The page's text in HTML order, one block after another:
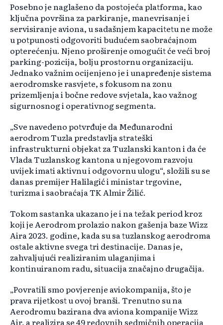
Posebno je naglašeno da postojeća platforma, kao
ključna površina za parkiranje, manevrisanje i
servisiranje aviona, u sadašnjem kapacitetu ne može
u potpunosti odgovoriti budućem saobraćajnom
opterećenju. Njeno proširenje omogućit će veći broj
parking-pozicija, bolju prostornu organizaciju.
Jednako važnim ocijenjeno je i unapređenje sistema
aerodromske rasvjete, s fokusom na zonu
prizemljenja i bočne redove svjetala, kao važnog
sigurnosnog i operativnog segmenta.
„Sve navedeno potvrđuje da Međunarodni
aerodrom Tuzla predstavlja strateški
infrastrukturni objekat za Tuzlanski kanton i da će
Vlada Tuzlanskog kantona u njegovom razvoju
uvijek imati aktivnu i odgovornu ulogu“, složili su se
danas premijer Halilagić i ministar trgovine,
turizma i saobraćaja TK Almir Žilić.
Tokom sastanka ukazano je i na težak period kroz
koji je Aerodrom prolazio nakon gašenja baze Wizz
Aira 2023. godine, kada su sa tuzlanskog aerodroma
ostale aktivne svega tri destinacije. Danas je,
zahvaljujući realiziranim ulaganjima i
kontinuiranom radu, situacija značajno drugačija.
„Povratili smo povjerenje aviokompanija, što je
prava rijetkost u ovoj branši. Trenutno su na
Aerodromu bazirana dva aviona kompanije Wizz
Air, a realizira se 49 redovnih sedmičnih operacija